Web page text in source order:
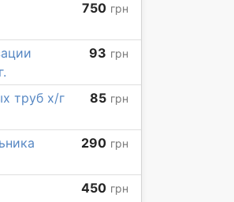
750 грн
93 грн
труб х/г
85 грн
290 грн
450 грн